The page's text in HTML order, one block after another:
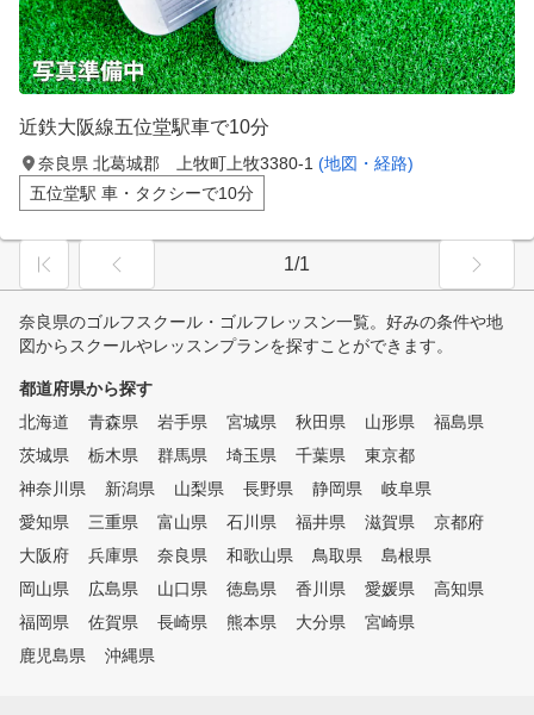
近鉄大阪線五位堂駅車で10分
奈良県 北葛城郡 上牧町上牧3380-1 (地図・経路)
五位堂駅 車・タクシーで10分
1/1
奈良県のゴルフスクール・ゴルフレッスン一覧。好みの条件や地
図からスクールやレッスンプランを探すことができます。
都道府県から探す
北海道
青森県 岩手県 宮城県 秋田県 山形県
福島県
茨城県
栃木県 群馬県 埼玉県 千葉県
東京都
神奈川県
新潟県 山梨県 長野県 静岡県
岐阜県
愛知県
三重県 富山県 石川県 福井県 滋賀県
京都府
大阪府
兵庫県 奈良県 和歌山県 鳥取県
島根県
岡山県
広島県 山口県 徳島県 香川県 愛媛県
高知県
福岡県
佐賀県 長崎県 熊本県 大分県
宮崎県
鹿児島県
沖縄県